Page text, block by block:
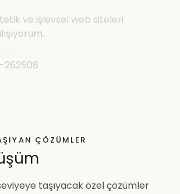
ve işlevsel web siteleri
ÇÖZÜMLER
taşıyacak özel çözümler